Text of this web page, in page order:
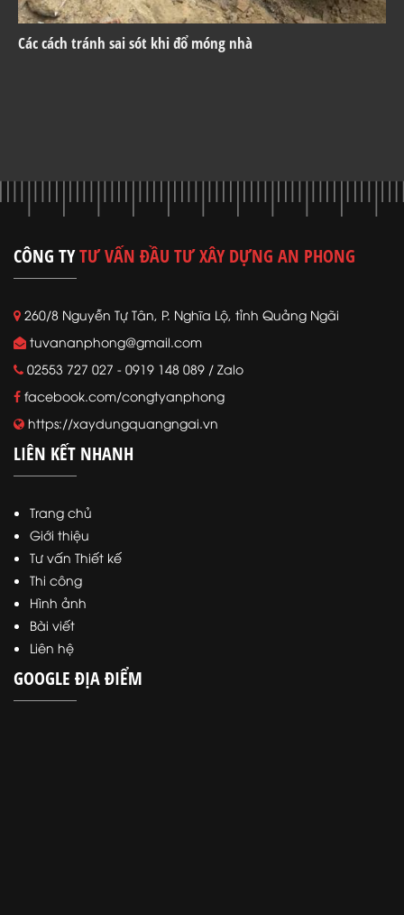
Các cách tránh sai sót khi đổ móng nhà
CÔNG TYTƯ VẤN ĐẦU TƯ XÂY DỰNG AN PHONG
260/8 Nguyễn Tự Tân, P. Nghĩa Lộ, tỉnh Quảng Ngãi
tuvananphong@gmail.com
02553 727 027 - 0919 148 089 / Zalo
facebook.com/congtyanphong
https://xaydungquangngai.vn
LIÊN KẾT NHANH
Trang chủ
Giới thiệu
Tư vấn Thiết kế
Thi công
Hình ảnh
Bài viết
Liên hệ
GOOGLE ĐỊA ĐIỂM